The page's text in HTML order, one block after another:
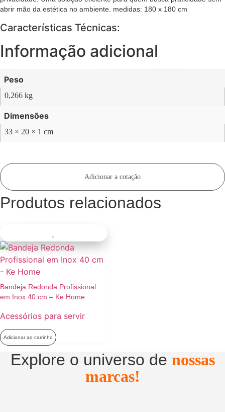
abrir mão da estética no ambiente. medidas: 180 x 180 cm
Características Técnicas:
Informação adicional
Peso
0,266 kg
Dimensões
33 × 20 × 1 cm
Adicionar a cotação
Produtos relacionados
Bandeja Redonda Profissional
em Inox 40 cm – Ke Home
Acessórios para servir
Adicionar ao carrinho
Explore o universo de nossas
marcas!